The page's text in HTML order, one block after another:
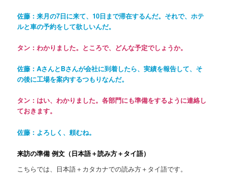
佐藤：来月の7日に来て、10日まで滞在するんだ。それで、ホテ
ルと車の予約をして欲しいんだ。
タン：わかりました。ところで、どんな予定でしょうか。
佐藤：AさんとBさんが会社に到着したら、実績を報告して、そ
の後に工場を案内するつもりなんだ。
タン：はい、わかりました。各部門にも準備をするように連絡し
ておきます。
佐藤：よろしく、頼むね。
来訪の準備例文（日本語＋読み方＋タイ語）
こちらでは、日本語＋カタカナでの読み方＋タイ語です。